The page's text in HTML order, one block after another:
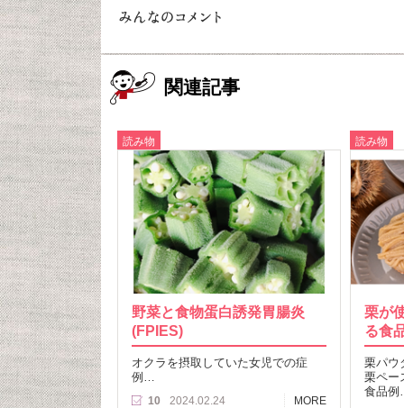
関連記事
読み物
野菜と食物蛋白誘発胃腸炎
(FPIES)
オクラを摂取していた女児での症
例…
10 2024.02.24 MORE
読み物
栗が
る食
栗パウ
栗ペー
食品